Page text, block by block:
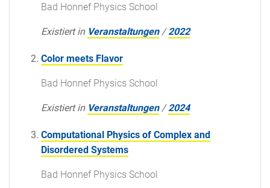
Bad Honnef Physics School
Existiert in Veranstaltungen /2022
Color meets Flavor
Bad Honnef Physics School
Existiert in Veranstaltungen /2024
Computational Physics of Complex and
Disordered Systems
Bad Honnef Physics School